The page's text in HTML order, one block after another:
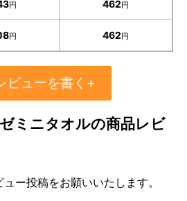
円 462円
円 462円
ビューを書く+
ミニタオルの商品レビ
ー投稿をお願いいたします。